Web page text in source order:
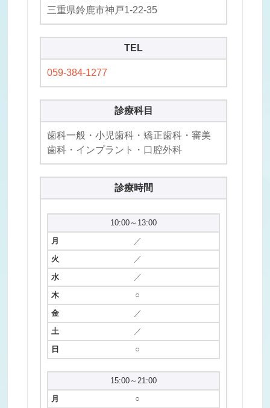
三重県鈴鹿市神戸1-22-35
TEL
059-384-1277
診療科目
歯科一般・小児歯科・矯正歯科・審美
歯科・インプラント・口腔外科
診療時間
10:00～13:00
／
／
／
○
／
／
○
15:00～21:00
○